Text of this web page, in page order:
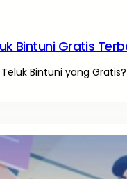
Bintuni Gratis
Teluk Bintuni yang